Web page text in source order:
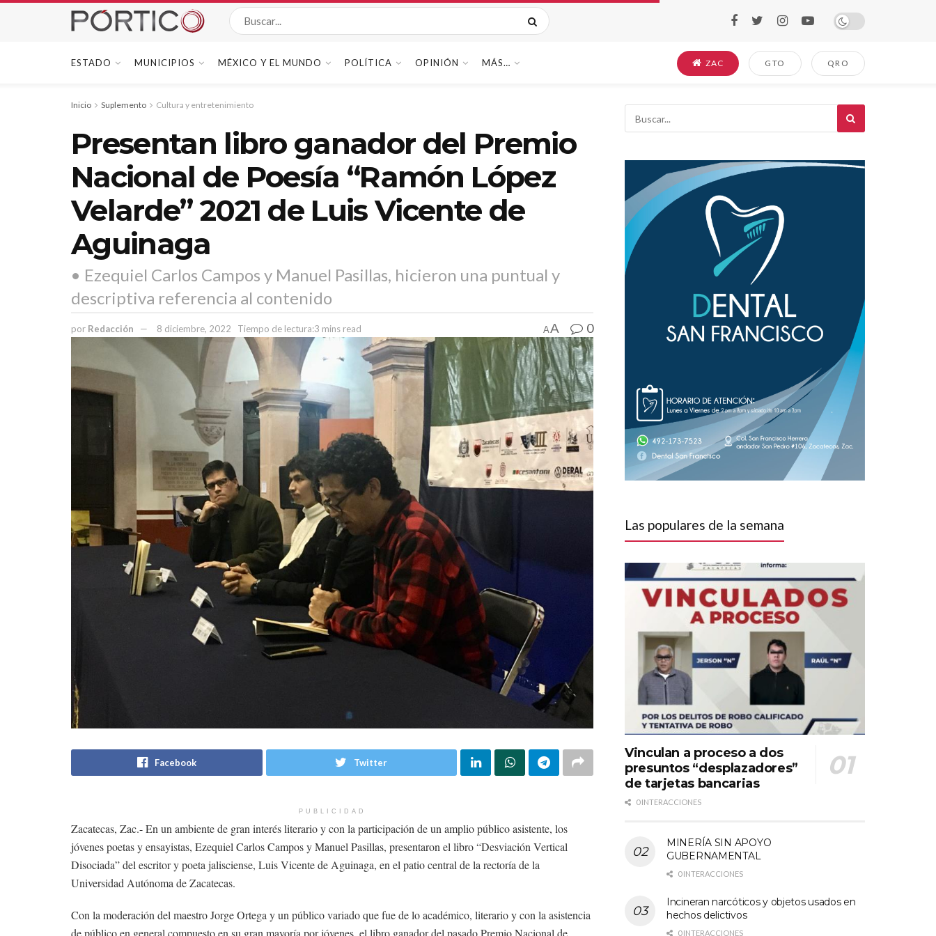
ESTADO MUNICIPIOS MÉXICO Y EL MUNDO POLÍTICA OPINIÓN MÁS… ZAC GTO QRO
Inicio Suplemento Cultura y entretenimiento
Presentan libro ganador del Premio
Nacional de Poesía “Ramón López
Velarde” 2021 de Luis Vicente de
Aguinaga
• Ezequiel Carlos Campos y Manuel Pasillas, hicieron una puntual y
descriptiva referencia al contenido
por Redacción 8 diciembre, 2022 Tiempo de lectura:3 mins read AA 0
Facebook Twitter
PUBLICIDAD
Zacatecas, Zac.- En un ambiente de gran interés literario y con la participación de un amplio público asistente, los
jóvenes poetas y ensayistas, Ezequiel Carlos Campos y Manuel Pasillas, presentaron el libro “Desviación Vertical
Disociada” del escritor y poeta jalisciense, Luis Vicente de Aguinaga, en el patio central de la rectoría de la
Universidad Autónoma de Zacatecas.
Con la moderación del maestro Jorge Ortega y un público variado que fue de lo académico, literario y con la asistencia
de público en general compuesto en su gran mayoría por jóvenes, el libro ganador del pasado Premio Nacional de
Las populares de la semana
Vinculan a proceso a dos
presuntos “desplazadores”
de tarjetas bancarias
0 INTERACCIONES
MINERÍA SIN APOYO
GUBERNAMENTAL
0 INTERACCIONES
Incineran narcóticos y objetos usados en
hechos delictivos
0 INTERACCIONES